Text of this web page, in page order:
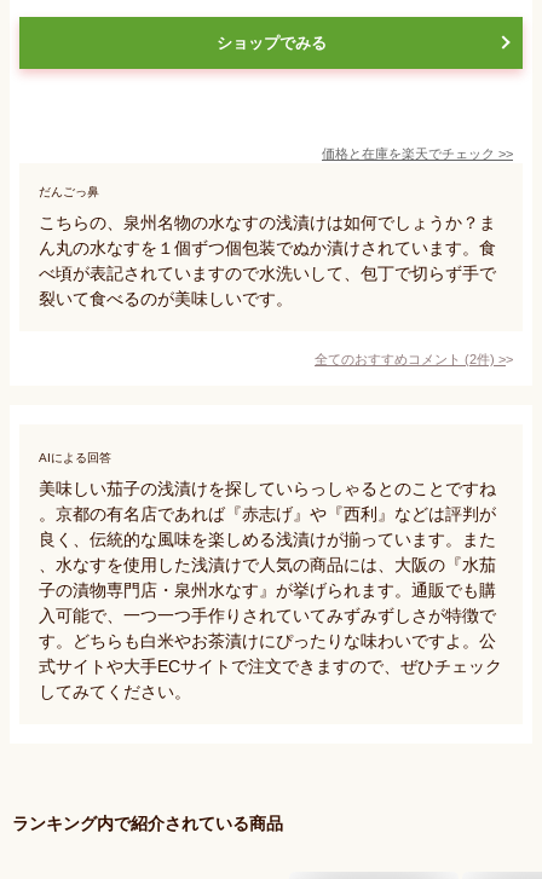
ショップでみる
価格と在庫を楽天でチェック >>
だんごっ鼻
こちらの、泉州名物の水なすの浅漬けは如何でしょうか？ま
ん丸の水なすを１個ずつ個包装でぬか漬けされています。食
べ頃が表記されていますので水洗いして、包丁で切らず手で
裂いて食べるのが美味しいです。
全てのおすすめコメント (2件) >
AIによる回答
美味しい茄子の浅漬けを探していらっしゃるとのことですね
。京都の有名店であれば『赤志げ』や『西利』などは評判が
良く、伝統的な風味を楽しめる浅漬けが揃っています。また
、水なすを使用した浅漬けで人気の商品には、大阪の『水茄
子の漬物専門店・泉州水なす』が挙げられます。通販でも購
入可能で、一つ一つ手作りされていてみずみずしさが特徴で
す。どちらも白米やお茶漬けにぴったりな味わいですよ。公
式サイトや大手ECサイトで注文できますので、ぜひチェック
してみてください。
ランキング内で紹介されている商品